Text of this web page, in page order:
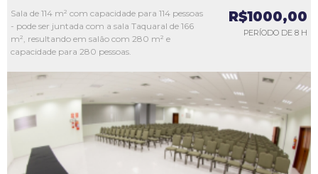
Sala de 114 m² com capacidade para 114 pessoas
- pode ser juntada com a sala Taquaral de 166
m², resultando em salão com 280 m² e
capacidade para 280 pessoas.
R$1000,00
PERÍODO DE 8 H
L3
L4